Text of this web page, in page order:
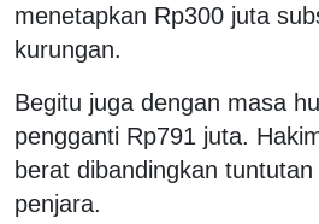
menetapkan Rp300 juta
kurungan.
Begitu juga dengan masa
pengganti Rp791 juta.
berat dibandingkan
penjara.